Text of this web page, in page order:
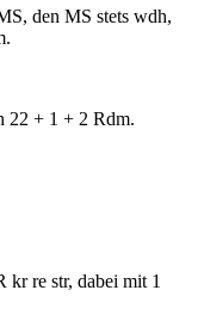
den MS stets wdh,
22 + 1 + 2 Rdm.
kr re str, dabei mit 1